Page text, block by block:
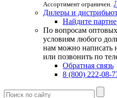
Ассортимент ограничен.
Дилеры и
Найдите
По вопросам
условиям любого
нам можно написать
или позвонить по
Обратная связь
8 (800) 222-08-